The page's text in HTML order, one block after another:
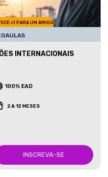
+1 PARA UM AMIGO
INTERNACIONAIS
100% EAD
2 A 12 MESES
INSCREVA-SE